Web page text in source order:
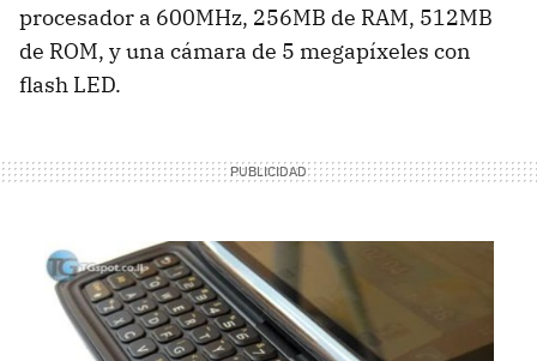
procesador a 600MHz, 256MB de RAM, 512MB
de ROM, y una cámara de 5 megapíxeles con
flash LED.